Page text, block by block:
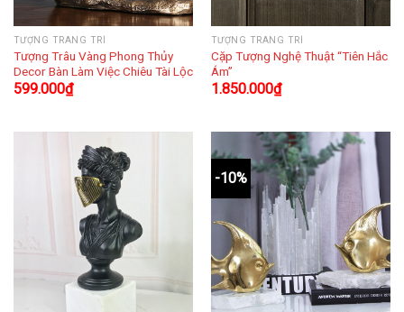
TƯỢNG TRANG TRÍ
Tượng Trâu Vàng Phong Thủy
Decor Bàn Làm Việc Chiêu Tài Lộc
599.000₫
TƯỢNG TRANG TRÍ
Cặp Tượng Nghệ Thuật “Tiên Hắc
Ám”
1.850.000₫
-10%